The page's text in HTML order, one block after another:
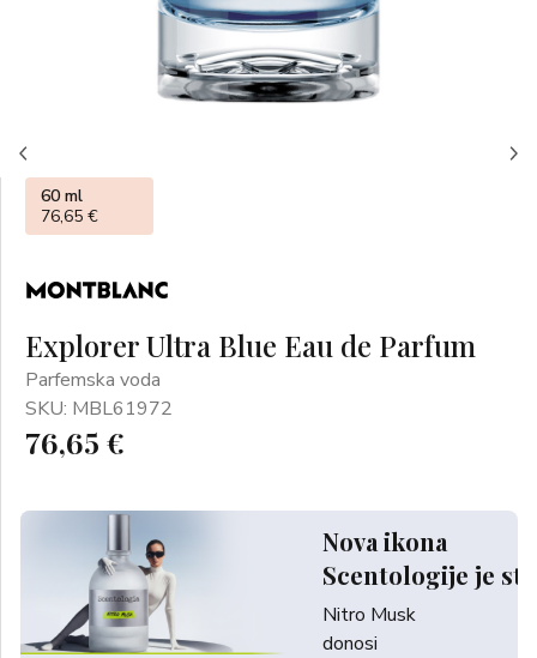
Explorer Ultra Blue Eau de Parfum
Parfemska voda
SKU: MBL61972
76,65 €
Nova ikona
Scentologije je
Nitro Musk
donosi
60 ml
76,65 €